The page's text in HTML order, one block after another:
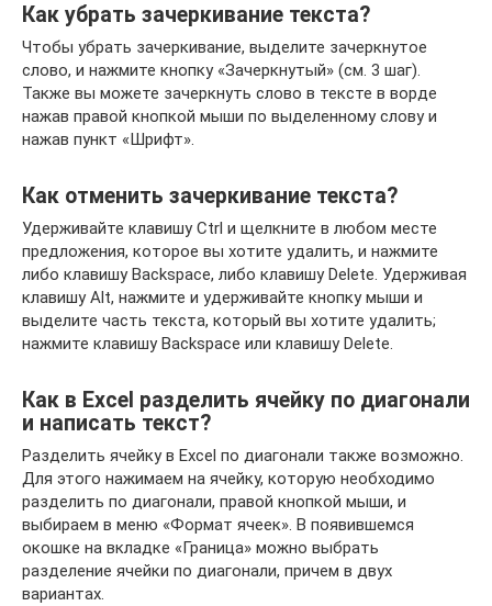
Как убрать зачеркивание текста?
Чтобы убрать зачеркивание, выделите зачеркнутое
слово, и нажмите кнопку «Зачеркнутый» (см. 3 шаг).
Также вы можете зачеркнуть слово в тексте в ворде
нажав правой кнопкой мыши по выделенному слову и
нажав пункт «Шрифт».
Как отменить зачеркивание текста?
Удерживайте клавишу Ctrl и щелкните в любом месте
предложения, которое вы хотите удалить, и нажмите
либо клавишу Backspace, либо клавишу Delete. Удерживая
клавишу Alt, нажмите и удерживайте кнопку мыши и
выделите часть текста, который вы хотите удалить;
нажмите клавишу Backspace или клавишу Delete.
Как в Excel разделить ячейку по диагонали
и написать текст?
Разделить ячейку в Excel по диагонали также возможно.
Для этого нажимаем на ячейку, которую необходимо
разделить по диагонали, правой кнопкой мыши, и
выбираем в меню «Формат ячеек». В появившемся
окошке на вкладке «Граница» можно выбрать
разделение ячейки по диагонали, причем в двух
вариантах.